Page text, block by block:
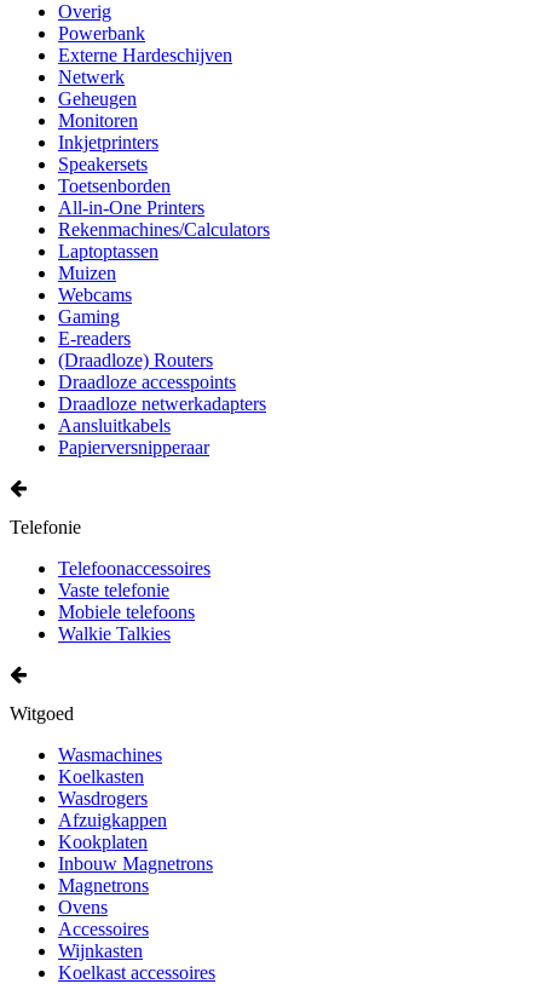
Overig
Powerbank
Externe Hardeschijven
Netwerk
Geheugen
Monitoren
Inkjetprinters
Speakersets
Toetsenborden
All-in-One Printers
Rekenmachines/Calculators
Laptoptassen
Muizen
Webcams
Gaming
E-readers
(Draadloze) Routers
Draadloze accesspoints
Draadloze netwerkadapters
Aansluitkabels
Papierversnipperaar
Telefonie
Telefoonaccessoires
Vaste telefonie
Mobiele telefoons
Walkie Talkies
Witgoed
Wasmachines
Koelkasten
Wasdrogers
Afzuigkappen
Kookplaten
Inbouw Magnetrons
Magnetrons
Ovens
Accessoires
Wijnkasten
Koelkast accessoires